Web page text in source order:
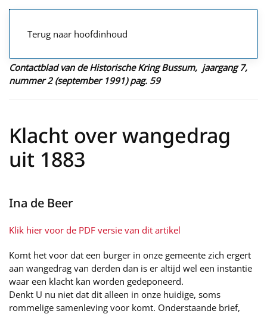
Terug naar hoofdinhoud
Contactblad van de Historische Kring Bussum, jaargang 7,
nummer 2 (september 1991) pag. 59
Klacht over wangedrag
uit 1883
Ina de Beer
Klik hier voor de PDF versie van dit artikel
Komt het voor dat een burger in onze gemeente zich ergert
aan wangedrag van derden dan is er altijd wel een instantie
waar een klacht kan worden gedeponeerd.
Denkt U nu niet dat dit alleen in onze huidige, soms
rommelige samenleving voor komt. Onderstaande brief,